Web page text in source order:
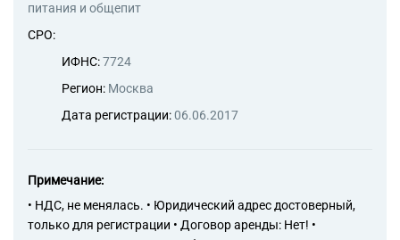
питания и общепит
СРО:
ИФНС:7724
Регион: Москва
Дата регистрации:06.06.2017
Примечание:
• НДС, не менялась. • Юридический адрес достоверный,
только для регистрации • Договор аренды: Нет! •